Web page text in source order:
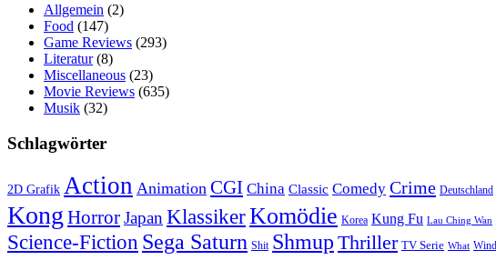
Allgemein (2)
Food (147)
Game Reviews (293)
Literatur(8)
Miscellaneous (23)
Movie Reviews (635)
Musik (32)
Schlagwörter
2D Grafik Action Animation CGI China Classic Comedy Crime Deutschland
Kong HorrorJapanKlassikerKomödie Korea Kung Fu Lau Ching Wan
Science-Fiction Sega Saturn Shit Shmup Thriller TV Serie What